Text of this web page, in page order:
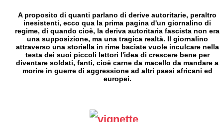
A proposito di quanti parlano di derive autoritarie, peraltro
inesistenti, ecco qua la prima pagina d'un giornalino di
regime, di quando cioè, la deriva autoritaria fascista non era
una supposizione, ma una tragica realtà. Il giornalino
attraverso una storiella in rime baciate vuole inculcare nella
testa dei suoi piccoli lettori l'idea di crescere bene per
diventare soldati, fanti, cioè carne da macello da mandare a
morire in guerre di aggressione ad altri paesi africani ed
europei.